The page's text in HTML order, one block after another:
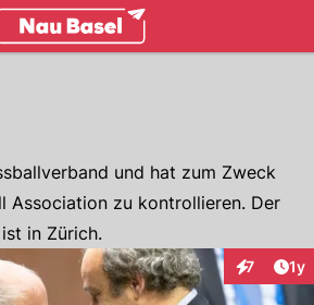
und hat zum Zweck
Association zu kontrollieren. Der
in Zürich.
7 1y